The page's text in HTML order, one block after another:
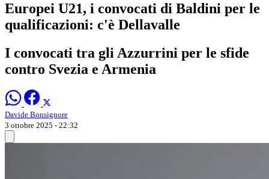
Europei U21, i convocati di Baldini per le
qualificazioni: c'è Dellavalle
I convocati tra gli Azzurrini per le sfide
contro Svezia e Armenia
Davide Bonsignore
3 ottobre 2025 - 22:32